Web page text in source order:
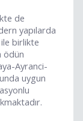
de
yapılarda
ile birlikte
ödün
Ayranci-
uygun